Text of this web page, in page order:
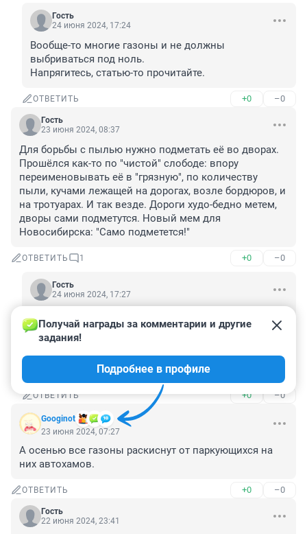
Гость
24 июня 2024, 17:24
Вообще-то многие газоны и не должны
выбриваться под ноль.
Напрягитесь, статью-то прочитайте.
ОТВЕТИТЬ +0 –0
Гость
23 июня 2024, 08:37
Для борьбы с пылью нужно подметать её во дворах.
Прошёлся как-то по "чистой" слободе: впору
переименовывать её в "грязную", по количеству
пыли, кучами лежащей на дорогах, возле бордюров, и
на тротуарах. И так везде. Дороги худо-бедно метем,
дворы сами подметутся. Новый мем для
Новосибирска: "Само подметется!"
ОТВЕТИТЬ 1 +0 –0
Гость
24 июня 2024, 17:27
рабочие пройдут по всем троутарам и соберут
вручную всю накопившуюся грязь.
Ага, собрали, на тротуарах вдоль бордюров на
скопившейся грязи уже трава прорастает.
ОТВЕТИТЬ +0 –0
Googinot
Получай награды за комментарии и другие
задания!
Подробнее в профиле
23 июня 2024, 07:27
А осенью все газоны раскиснут от паркующихся на
них автохамов.
ОТВЕТИТЬ +0 –0
Гость
22 июня 2024, 23:41